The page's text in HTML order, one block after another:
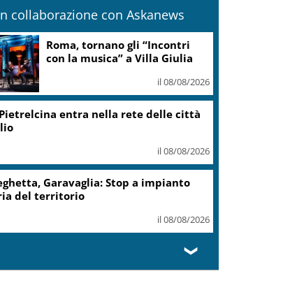
collaborazione con Askanews
Roma, tornano gli “Incontri
con la musica” a Villa Giulia
il 08/08/2026
entra nella rete delle città
il 08/08/2026
Garavaglia: Stop a impianto
del territorio
il 08/08/2026
❯